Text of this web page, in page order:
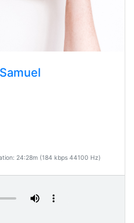
24:28m (184 kbps 44100 Hz)